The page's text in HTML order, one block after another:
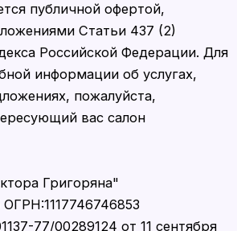
публичной офертой,
Статьи 437 (2)
Российской Федерации. Для
информации об услугах,
пожалуйста,
вас салон
Григоряна"
77/00289124 от 11 сентября